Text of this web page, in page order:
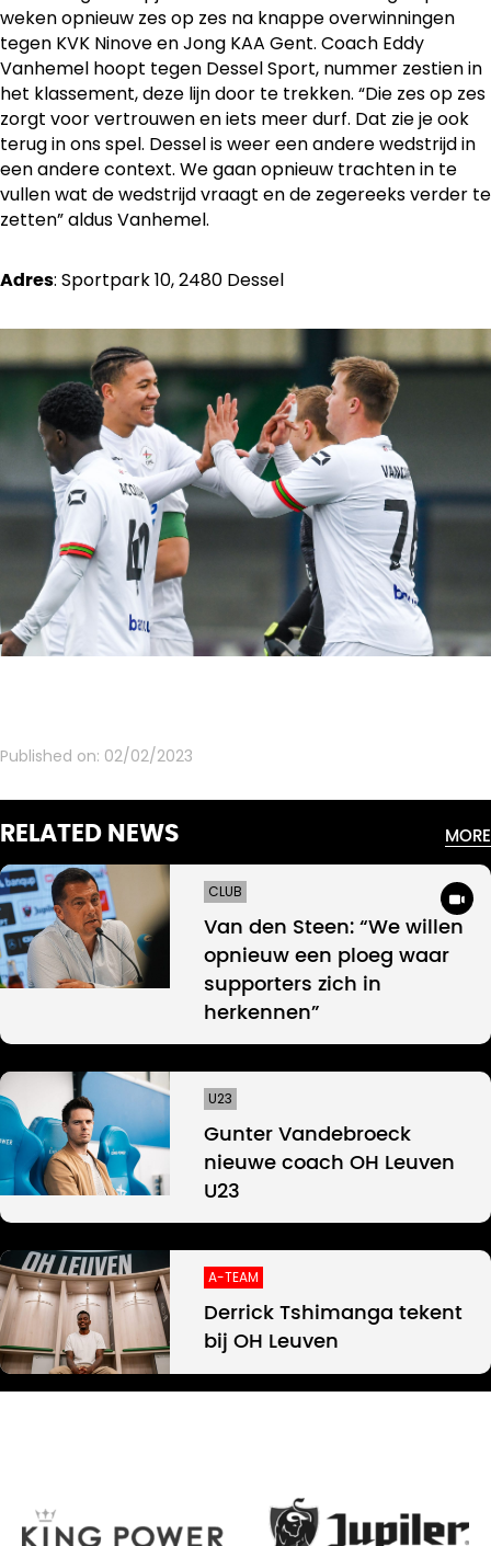
weken opnieuw zes op zes na knappe overwinningen
tegen KVK Ninove en Jong KAA Gent. Coach Eddy
Vanhemel hoopt tegen Dessel Sport, nummer zestien in
het klassement, deze lijn door te trekken. “Die zes op zes
zorgt voor vertrouwen en iets meer durf. Dat zie je ook
terug in ons spel. Dessel is weer een andere wedstrijd in
een andere context. We gaan opnieuw trachten in te
vullen wat de wedstrijd vraagt en de zegereeks verder te
zetten” aldus Vanhemel.
Adres: Sportpark 10, 2480 Dessel
Published on: 02/02/2023
RELATED NEWS MORE
CLUB
Van den Steen: “We willen
opnieuw een ploeg waar
supporters zich in
herkennen”
U23
Gunter Vandebroeck
nieuwe coach OH Leuven
U23
A-TEAM
Derrick Tshimanga tekent
bij OH Leuven